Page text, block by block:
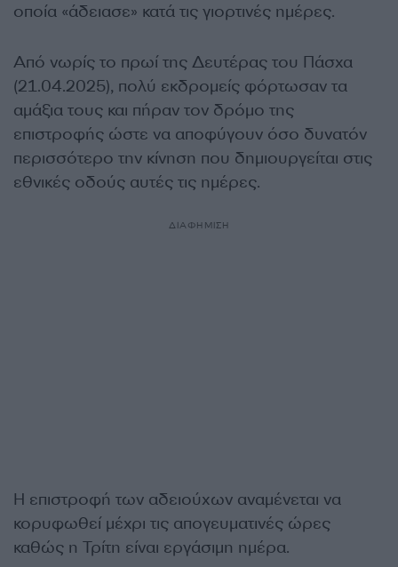
οποία «άδειασε» κατά τις γιορτινές ημέρες.
Από νωρίς το πρωί της Δευτέρας του Πάσχα
(21.04.2025), πολύ εκδρομείς φόρτωσαν τα
αμάξια τους και πήραν τον δρόμο της
επιστροφής ώστε να αποφύγουν όσο δυνατόν
περισσότερο την κίνηση που δημιουργείται στις
εθνικές οδούς αυτές τις ημέρες.
ΔΙΑΦΗΜΙΣΗ
Η επιστροφή των αδειούχων αναμένεται να
κορυφωθεί μέχρι τις απογευματινές ώρες
καθώς η Τρίτη είναι εργάσιμη ημέρα.